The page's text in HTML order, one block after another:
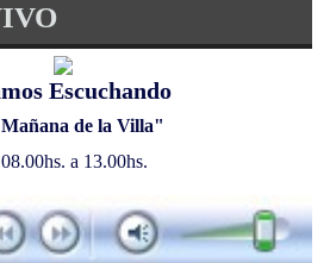
Escuchando
de la Villa"
a 13.00hs.